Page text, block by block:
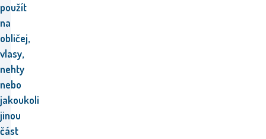
použít
na
obličej,
vlasy,
nehty
nebo
jakoukoli
jinou
část